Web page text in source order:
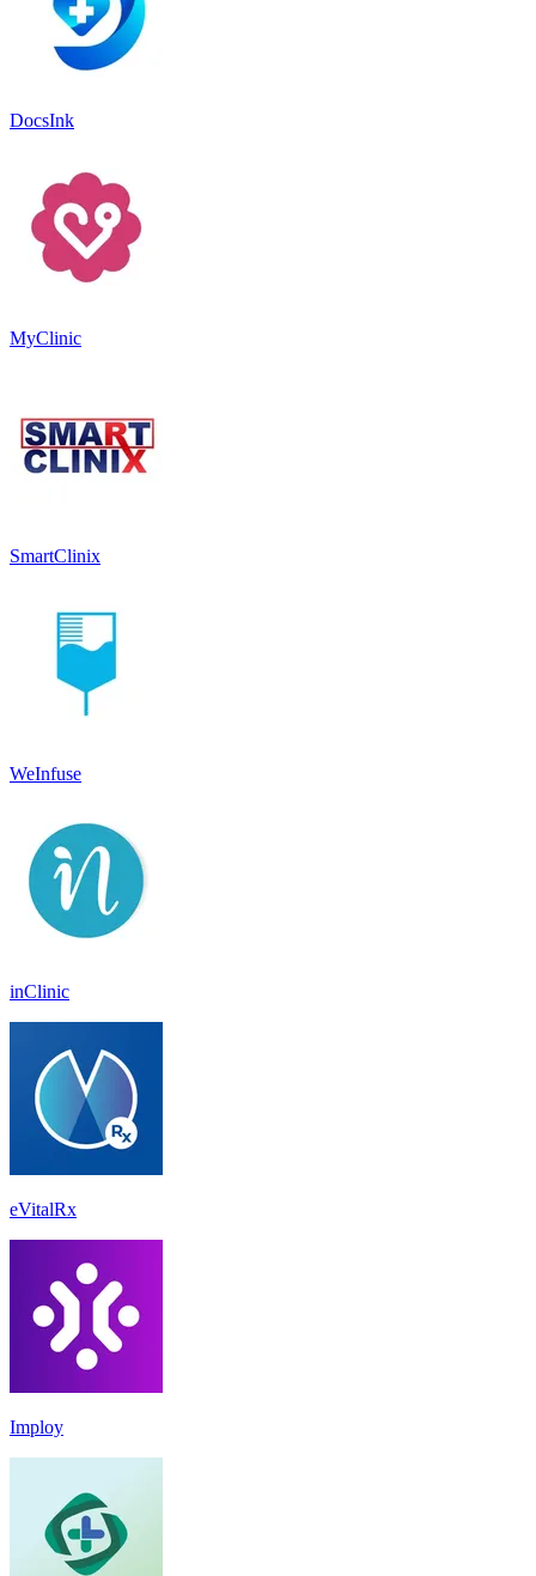
DocsInk
MyClinic
SmartClinix
WeInfuse
inClinic
eVitalRx
Imploy